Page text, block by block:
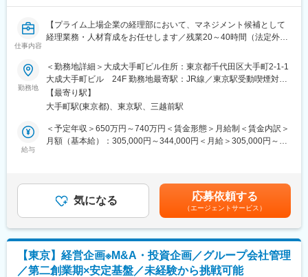
■比較優位性：
当社の大きな魅力は株式会社横浜フィナンシャルグループおよび
三井住友信託銀行株式会社による共同出資という安定した経営基
盤を持っていることです。横浜銀行や東日本銀行などを傘下に持
井住友信託銀行の豊富な資金力、信用力を背景に、同行の安定的
な経営基盤に加え、顧客ネットワークや提携チャネルを活用でき
ることが大きな強みです。
経営統合以来、赤字決算は一度もなく、業績は堅調に推移してい
変更の範囲：会社の定める業務
仕事内容
【プライム上場企業の経理部において、マネジメント候補として
経理業務・人材育成をお任せします／残業20～40時間（法定外）
着率★】
■業務内容
業務内容に記載の業務を担当制で回しておりますので、経験や能
力に応じて得意なことからお任せします。
＜経理業務＞
・開示書類作成（金融商品取引法、会社法）
・決算業務（連結/単体、年次/四半期/月次）
・固定資産管理
・債務管理
※将来的には以下業務にも関わっていただくことを期待します。
・内部統制整備
・会計業務プロセス改善
勤務地
＜勤務地詳細＞大成大手町ビル住所：東京都千代田区大手町2-1-1
大成大手町ビル 24F 勤務地最寄駅：JR線／東京駅受動喫煙対
策：敷地内全面禁煙変更の範囲：会社の定める事業所
【最寄り駅】
大手町駅(東京都)、東京駅、三越前駅
給与
＜予定年収＞650万円～740万円＜賃金形態＞月給制＜賃金内訳＞
月額（基本給）：305,000円～344,000円＜月給＞305,000円～
年2回（7月・12月）※前年度賞与実績6.8か月賃金はあくまでも目
安の金額であり、選考を通じて上下する可能性があります。月給
(月額)は固定手当を含めた表記です。
気になる 応募依頼する
（エージェントサービス）
【東京】経営企画※M&A・投資企画／グループ会社管理
／第二創業期×安定基盤／未経験から挑戦可能